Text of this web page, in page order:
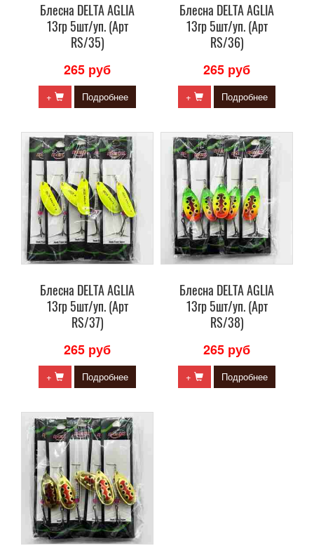
Блесна DELTA AGLIA
13гр 5шт/уп. (Арт
RS/35)
265 руб
+ Подробнее
Блесна DELTA AGLIA
13гр 5шт/уп. (Арт
RS/36)
265 руб
+ Подробнее
Блесна DELTA AGLIA
13гр 5шт/уп. (Арт
RS/37)
265 руб
+ Подробнее
Блесна DELTA AGLIA
13гр 5шт/уп. (Арт
RS/38)
265 руб
+ Подробнее